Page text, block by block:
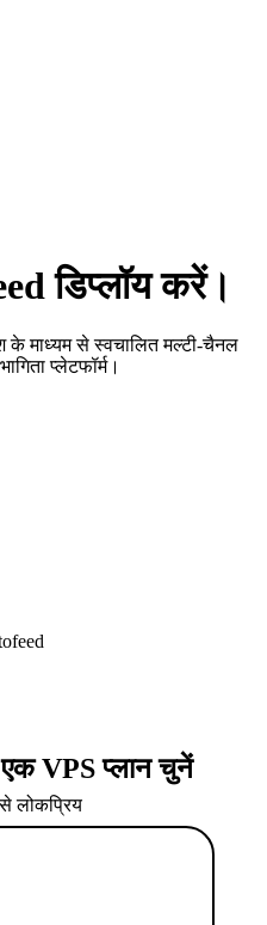
डिप्लॉय करें।
माध्यम से स्वचालित मल्टी-चैनल
प्लेटफॉर्म।
VPS प्लान चुनें
लोकप्रिय